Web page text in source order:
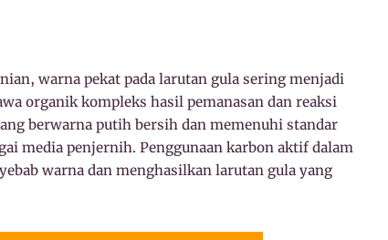
warna pekat pada larutan gula sering menjadi
organik kompleks hasil pemanasan dan reaksi
berwarna putih bersih dan memenuhi standar
media penjernih. Penggunaan karbon aktif dalam
warna dan menghasilkan larutan gula yang